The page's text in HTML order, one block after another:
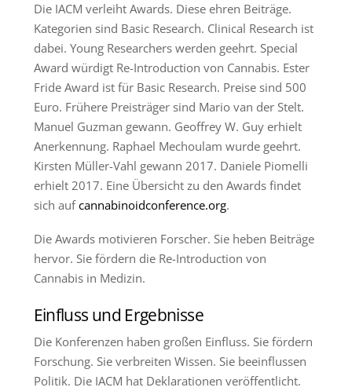
Die IACM verleiht Awards. Diese ehren Beiträge.
Kategorien sind Basic Research. Clinical Research ist
dabei. Young Researchers werden geehrt. Special
Award würdigt Re-Introduction von Cannabis. Ester
Fride Award ist für Basic Research. Preise sind 500
Euro. Frühere Preisträger sind Mario van der Stelt.
Manuel Guzman gewann. Geoffrey W. Guy erhielt
Anerkennung. Raphael Mechoulam wurde geehrt.
Kirsten Müller-Vahl gewann 2017. Daniele Piomelli
erhielt 2017. Eine Übersicht zu den Awards findet
sich aufcannabinoidconference.org.
Die Awards motivieren Forscher. Sie heben Beiträge
hervor. Sie fördern die Re-Introduction von
Cannabis in Medizin.
Einfluss und Ergebnisse
Die Konferenzen haben großen Einfluss. Sie fördern
Forschung. Sie verbreiten Wissen. Sie beeinflussen
Politik. Die IACM hat Deklarationen veröffentlicht.